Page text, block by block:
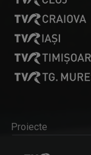
Proiecte